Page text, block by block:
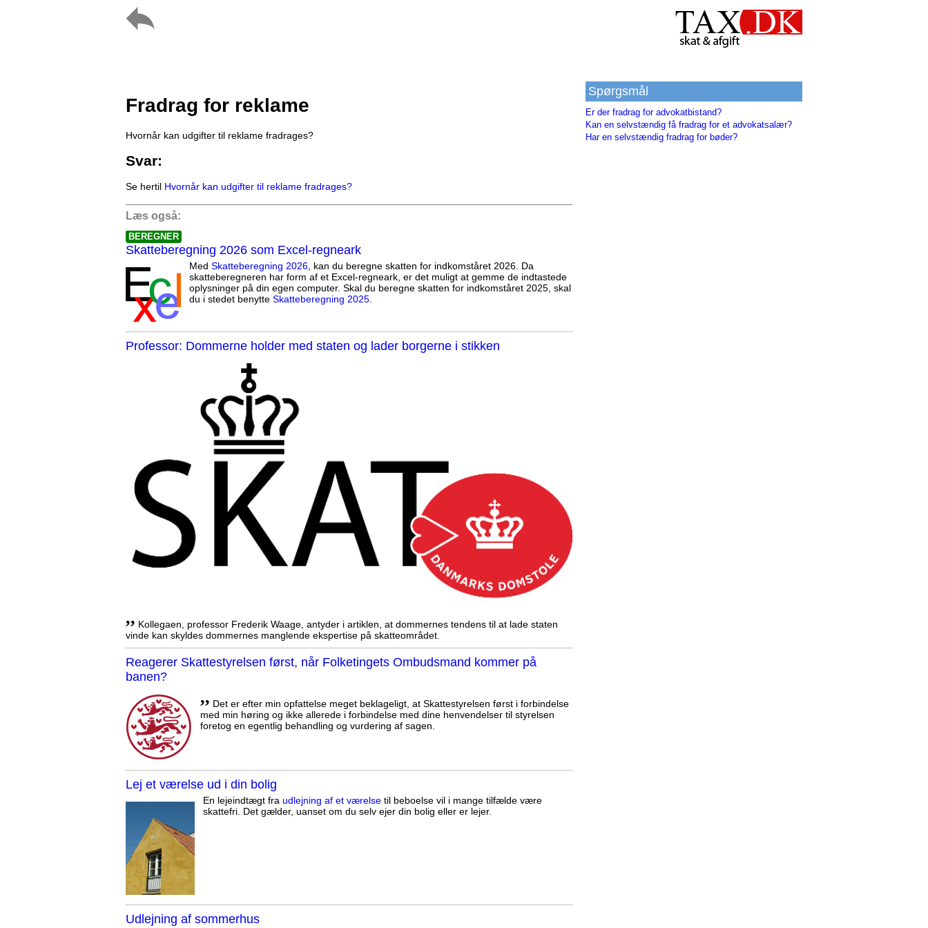
Fradrag for reklame
Hvornår kan udgifter til reklame fradrages?
Svar:
Se hertil Hvornår kan udgifter til reklame fradrages?
Læs også:
BEREGNER
Skatteberegning 2026 som Excel-regneark
Med Skatteberegning 2026, kan du beregne skatten for indkomståret 2026. Da
skatteberegneren har form af et Excel-regneark, er det muligt at gemme de indtastede
oplysninger på din egen computer. Skal du beregne skatten for indkomståret 2025, skal
du i stedet benytte Skatteberegning 2025.
Professor: Dommerne holder med staten og lader borgerne i stikken
,, Kollegaen, professor Frederik Waage, antyder i artiklen, at dommernes tendens til at lade staten
vinde kan skyldes dommernes manglende ekspertise på skatteområdet.
Reagerer Skattestyrelsen først, når Folketingets Ombudsmand kommer på
banen?
,, Det er efter min opfattelse meget beklageligt, at Skattestyrelsen først i forbindelse
med min høring og ikke allerede i forbindelse med dine henvendelser til styrelsen
foretog en egentlig behandling og vurdering af sagen.
Lej et værelse ud i din bolig
En lejeindtægt fra udlejning af et værelse til beboelse vil i mange tilfælde være
skattefri. Det gælder, uanset om du selv ejer din bolig eller er lejer.
Udlejning af sommerhus
Spørgsmål
Er der fradrag for advokatbistand?
Kan en selvstændig få fradrag for et advokatsalær?
Har en selvstændig fradrag for bøder?